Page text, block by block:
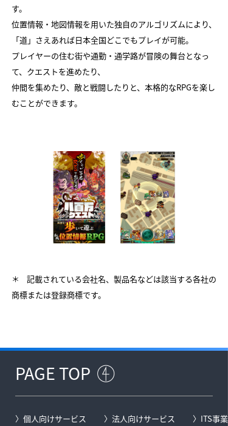
す。
位置情報・地図情報を用いた独自のアルゴリズムにより、
「道」さえあれば日本全国どこでもプレイが可能。
プレイヤーの住む街や通勤・通学路が冒険の舞台となっ
て、クエストを進めたり、
仲間を集めたり、敵と戦闘したりと、本格的なRPGを楽し
むことができます。
＊ 記載されている会社名、製品名などは該当する各社の
商標または登録商標です。
PAGE TOP
個人向けサービス 法人向けサービス ITS事業